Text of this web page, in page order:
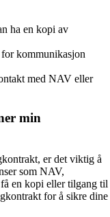
ha en kopi av
kommunikasjon
med NAV eller
min
er det viktig å
som NAV,
en kopi eller tilgang til
for å sikre dine